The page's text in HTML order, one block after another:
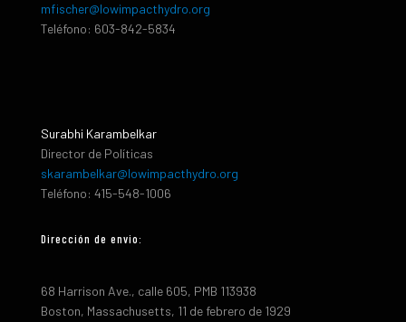
mfischer@lowimpacthydro.org
Teléfono: 603-842-5834
Surabhi Karambelkar
Director de Políticas
skarambelkar@lowimpacthydro.org
Teléfono: 415-548-1006
Dirección de envio:
68 Harrison Ave., calle 605, PMB 113938
Boston, Massachusetts, 11 de febrero de 1929